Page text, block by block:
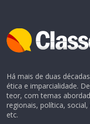
Há mais de duas
ética e imparcialidade.
teor, com temas
regionais, política,
etc.